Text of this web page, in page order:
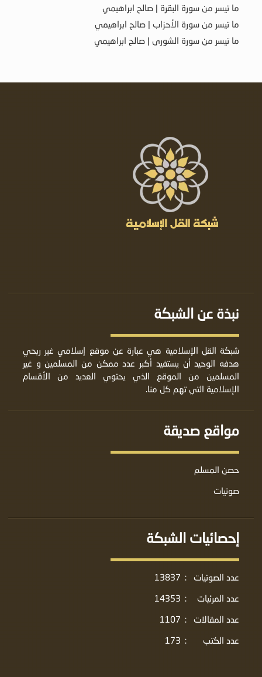
ما تيسر من سورة البقرة | صالح ابراهيمي
ما تيسر من سورة الأحزاب | صالح ابراهيمي
ما تيسر من سورة الشورى | صالح ابراهيمي
نبذة عن الشبكة
شبكة القل الإسلامية هي عبارة عن موقع إسلامي غير ربحي
هدفه الوحيد أن يستفيد أكبر عدد ممكن من المسلمين و غير
المسلمين من الموقع الذي يحتوي العديد من الأقسام
الإسلامية التي تهم كل منا.
مواقع صديقة
حصن المسلم
صوتيات
إحصائيات الشبكة
عدد الصوتيات :
13837
عدد المرئيات
:
14353
عدد المقالات
:
1107
عدد الكتب
:
173